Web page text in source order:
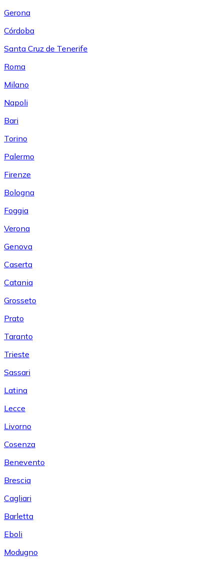
Gerona
Córdoba
Santa Cruz de Tenerife
Roma
Milano
Napoli
Bari
Torino
Palermo
Firenze
Bologna
Foggia
Verona
Genova
Caserta
Catania
Grosseto
Prato
Taranto
Trieste
Sassari
Latina
Lecce
Livorno
Cosenza
Benevento
Brescia
Cagliari
Barletta
Eboli
Modugno